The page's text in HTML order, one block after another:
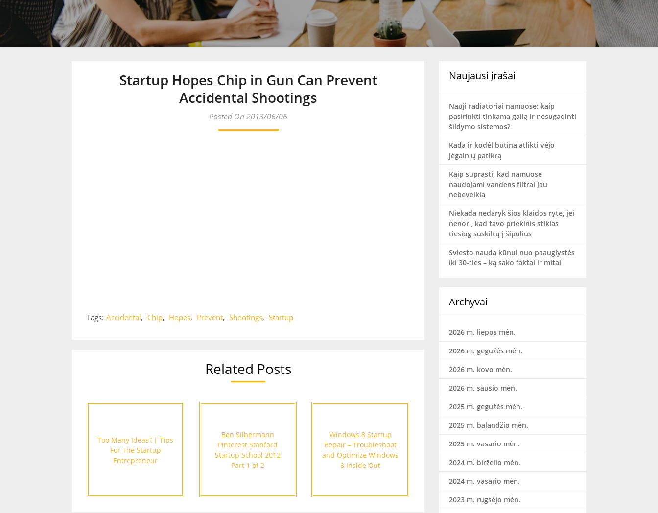
Startup Hopes Chip in Gun Can Prevent
Accidental Shootings
Posted On 2013/06/06
Tags: Accidental, Chip, Hopes, Prevent, Shootings, Startup
Related Posts
Too Many Ideas? | Tips
For The Startup
Entrepreneur
Ben Silbermann
Pinterest Stanford
Startup School 2012
Part 1 of 2
Windows 8 Startup
Repair – Troubleshoot
and Optimize Windows
8 Inside Out
Naujausi įrašai
Nauji radiatoriai namuose: kaip
pasirinkti tinkamą galią ir nesugadinti
šildymo sistemos?
Kada ir kodėl būtina atlikti vėjo
jėgainių patikrą
Kaip suprasti, kad namuose
naudojami vandens filtrai jau
nebeveikia
Niekada nedaryk šios klaidos ryte, jei
nenori, kad tavo priekinis stiklas
tiesiog suskiltų į šipulius
Sviesto nauda kūnui nuo paauglystės
iki 30‑ties – ką sako faktai ir mitai
Archyvai
2026 m. liepos mėn.
2026 m. gegužės mėn.
2026 m. kovo mėn.
2026 m. sausio mėn.
2025 m. gegužės mėn.
2025 m. balandžio mėn.
2025 m. vasario mėn.
2024 m. birželio mėn.
2024 m. vasario mėn.
2023 m. rugsėjo mėn.